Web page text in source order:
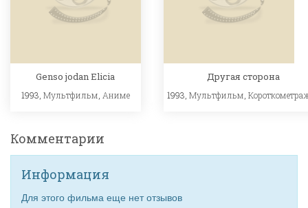
Genso jodan Elicia
1993, Мультфильм Аниме
Другая сторона
1993,Мультфильм ,
Комментарии
Информация
Для этого фильма еще нет отзывов